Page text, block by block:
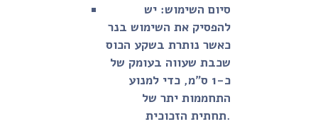
סיום השימוש: יש
להפסיק את השימוש בנר
כאשר נותרת בשקע הכוס
שכבת שעווה בעומק של
כ-1 ס"מ, כדי למנוע
התחממות יתר של